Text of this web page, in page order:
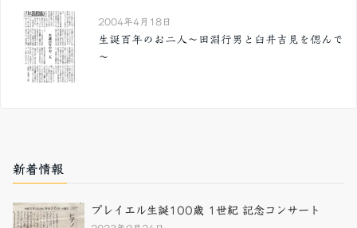
2004年4月18日
生誕百年のお二人～田淵行男と臼井吉見を偲んで
～
新着情報
プレイエル生誕100歳 1世紀 記念コンサート